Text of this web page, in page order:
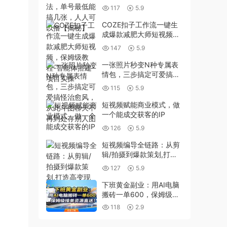
张，人人可以撸【揭秘】
117 5.9
COZE扣子工作流一键生
成爆款减肥大师短视频，
保姆级教程-智能体搭建-
项目实操
147 5.9
一张照片秒变N种专属表
情包，三步搞定可爱搞怪
治愈风，从此斗图聊天不
再到处存别人图
115 5.9
短视频赋能商业模式，做
一个能成交获客的IP
126 5.9
短视频编导全链路：从剪
辑/拍摄到爆款策划,打造
高变现账号(附模板+大礼
包
127 5.9
下班黄金副业：用AI电脑
搬砖一单600，保姆级接
单资源直送！
118 2.9